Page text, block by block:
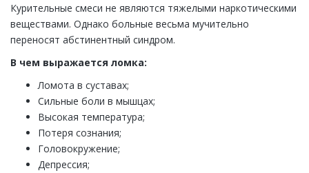
Курительные смеси не являются тяжелыми наркотическими
веществами. Однако больные весьма мучительно
переносят абстинентный синдром.
В чем выражается ломка:
Ломота в суставах;
Сильные боли в мышцах;
Высокая температура;
Потеря сознания;
Головокружение;
Депрессия;